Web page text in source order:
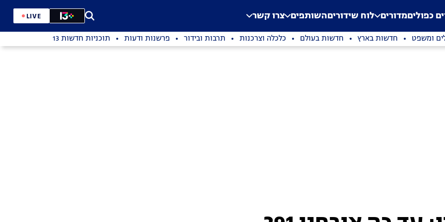
Application error: a
. כפוליםמדורים לוח שידוריםהשותפים צרו קשר LIVE
ומשפט חדשות בארץ חדשות בעולם כלכלה וצרכנות תרבות ובידור פרשנות ודעות תוכניות חדשות 13